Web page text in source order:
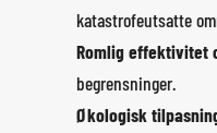
katastrofeutsatte
Romlig effektivitet
begrensninger.
Økologisk